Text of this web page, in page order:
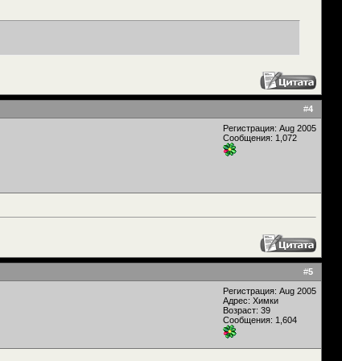
#4
Регистрация: Aug 2005
Сообщения: 1,072
#5
Регистрация: Aug 2005
Адрес: Химки
Возраст: 39
Сообщения: 1,604